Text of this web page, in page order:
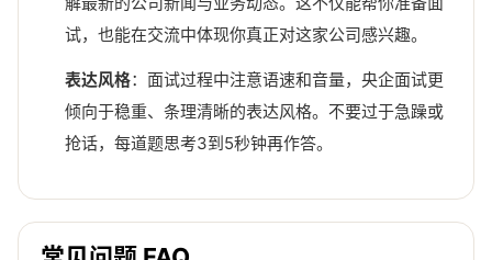
试，也能在交流中体现你真正对这家公司感兴趣。
表达风格：面试过程中注意语速和音量，央企面试更
倾向于稳重、条理清晰的表达风格。不要过于急躁或
抢话，每道题思考3到5秒钟再作答。